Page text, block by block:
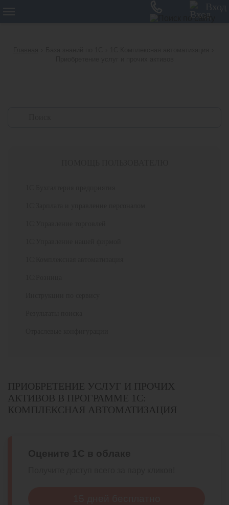
ПРИОБРЕТЕНИЕ УСЛУГ И ПРОЧИХ
АКТИВОВ В ПРОГРАММЕ 1С:
КОМПЛЕКСНАЯ АВТОМАТИЗАЦИЯ